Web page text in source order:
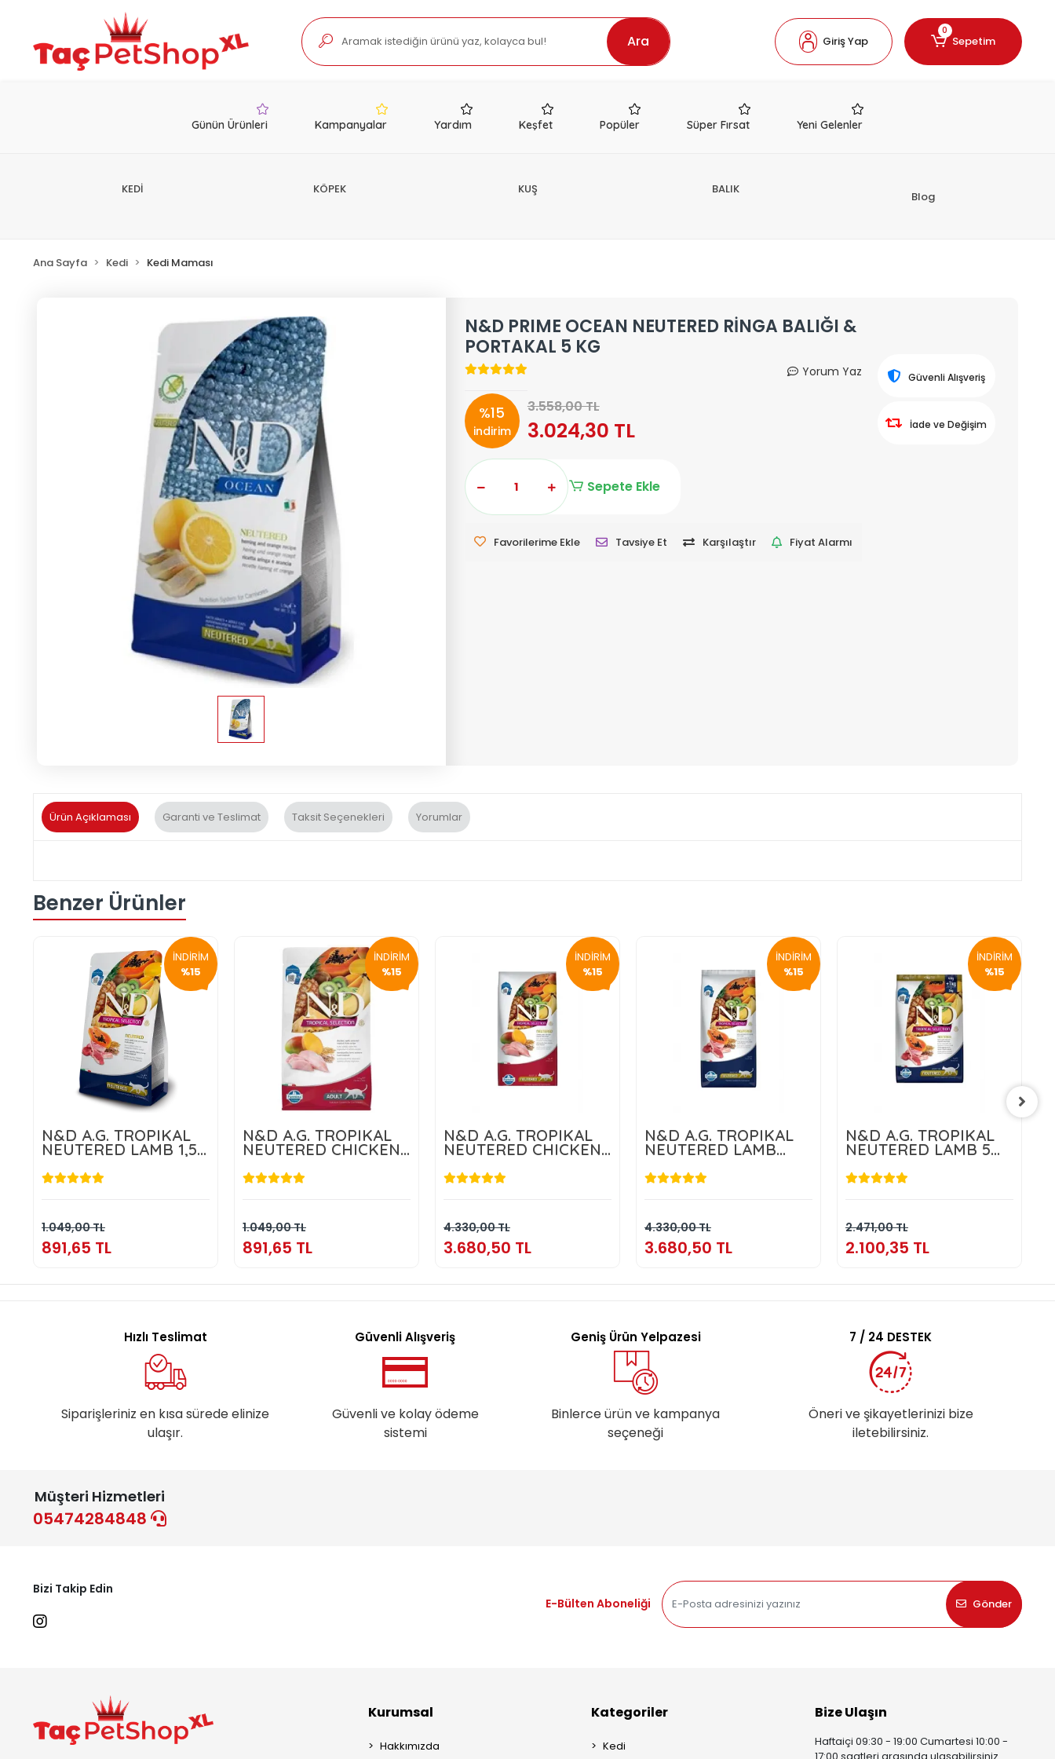
Ara Giriş Yap
0
Sepetim
Günün Ürünleri Kampanyalar Yardım Keşfet Popüler Süper Fırsat Yeni Gelenler
KEDİ KÖPEK KUŞ BALIK
Blog
Ana Sayfa Kedi Kedi Maması
N&D PRIME OCEAN NEUTERED RİNGA BALIĞI &
PORTAKAL 5 KG
Yorum Yaz
%15
indirim
3.558,00 TL
3.024,30 TL
Sepete Ekle
Favorilerime Ekle Tavsiye Et Karşılaştır Fiyat Alarmı
Güvenli Alışveriş
İade ve Değişim
Ürün Açıklaması Garanti ve Teslimat Taksit Seçenekleri Yorumlar
Benzer Ürünler
İNDİRİM
%15
N&D A.G. TROPIKAL
NEUTERED LAMB 1,5
1.049,00 TL
891,65 TL
Sepete Ekle
İNDİRİM
%15
N&D A.G. TROPIKAL
NEUTERED CHICKEN
1.049,00 TL
891,65 TL
Sepete Ekle
İNDİRİM
%15
N&D A.G. TROPIKAL
NEUTERED CHICKEN
4.330,00 TL
3.680,50 TL
Sepete Ekle
İNDİRİM
%15
N&D A.G. TROPIKAL
NEUTERED LAMB
4.330,00 TL
3.680,50 TL
Sepete Ekle
İNDİRİM
%15
N&D A.G. TROPIKAL
NEUTERED LAMB 5
2.471,00 TL
2.100,35 TL
Sepete Ekle
Hızlı Teslimat
Siparişleriniz en kısa sürede elinize
ulaşır.
Güvenli Alışveriş
Güvenli ve kolay ödeme
sistemi
Geniş Ürün Yelpazesi
Binlerce ürün ve kampanya
seçeneği
7 / 24 DESTEK
Öneri ve şikayetlerinizi bize
iletebilirsiniz.
Müşteri Hizmetleri
05474284848
Bizi Takip Edin
E-Bülten Aboneliği
Gönder
Kurumsal
Hakkımızda
Kategoriler
Kedi
Bize Ulaşın
Haftaiçi 09:30 - 19:00 Cumartesi 10:00 -